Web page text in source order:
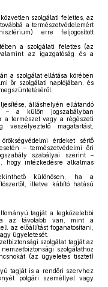
szolgálati felettes, az
a természetvédelemért
erre feljogosított
a szolgálati felettes (az
az igazgatóság és a
a szolgálat ellátása körében
őr szolgálati naplójában, és
álláshelyén ellátandó
– a külön jogszabályban
a természet vagy a régészeti
magatartást,
érdeket sértő
– természetvédelmi őri
szabályai szerint –
hogy intézkedésre alkalmas
különösen, ha a
illetve kábító hatású
tagját a legközelebbi
az távolabb van, mint a
az előállítást foganatosítani,
ügyeletesét.
szolgálat tagját az
szolgálathoz
(az ügyeletes tisztet)
tagját is a rendőri szervhez
polgári személlyel vagy